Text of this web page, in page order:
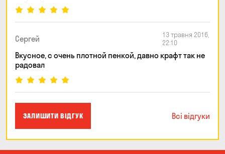
Сергей
13 травня 2016,
22:10
Вкусное, с очень плотной пенкой, давно крафт так не
радовал
ЗАЛИШИТИ ВІДГУК Всі відгуки